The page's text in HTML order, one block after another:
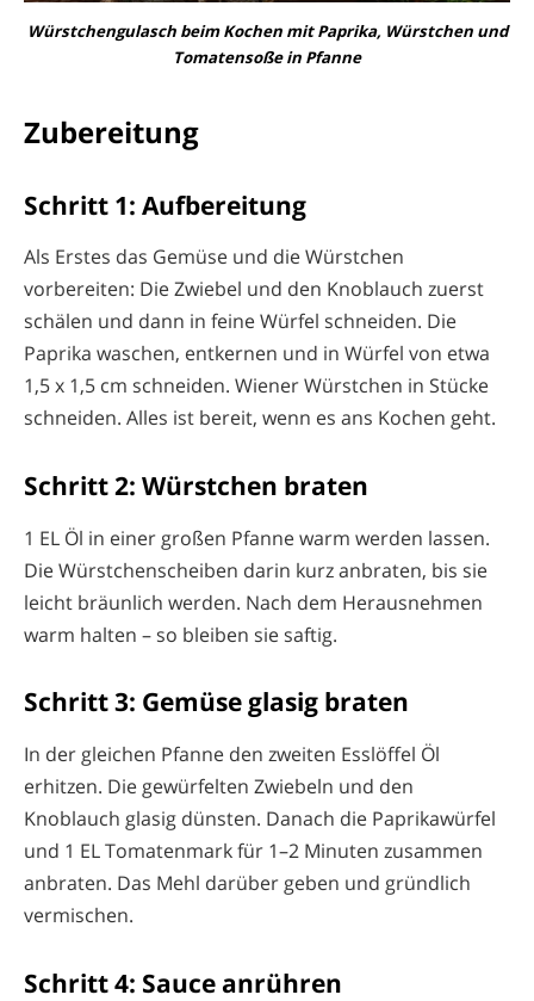
Würstchengulasch beim Kochen mit Paprika, Würstchen und
Tomatensoße in Pfanne
Zubereitung
Schritt 1: Aufbereitung
Als Erstes das Gemüse und die Würstchen
vorbereiten: Die Zwiebel und den Knoblauch zuerst
schälen und dann in feine Würfel schneiden. Die
Paprika waschen, entkernen und in Würfel von etwa
1,5 x 1,5 cm schneiden. Wiener Würstchen in Stücke
schneiden. Alles ist bereit, wenn es ans Kochen geht.
Schritt 2: Würstchen braten
1 EL Öl in einer großen Pfanne warm werden lassen.
Die Würstchenscheiben darin kurz anbraten, bis sie
leicht bräunlich werden. Nach dem Herausnehmen
warm halten – so bleiben sie saftig.
Schritt 3: Gemüse glasig braten
In der gleichen Pfanne den zweiten Esslöffel Öl
erhitzen. Die gewürfelten Zwiebeln und den
Knoblauch glasig dünsten. Danach die Paprikawürfel
und 1 EL Tomatenmark für 1–2 Minuten zusammen
anbraten. Das Mehl darüber geben und gründlich
vermischen.
Schritt 4: Sauce anrühren